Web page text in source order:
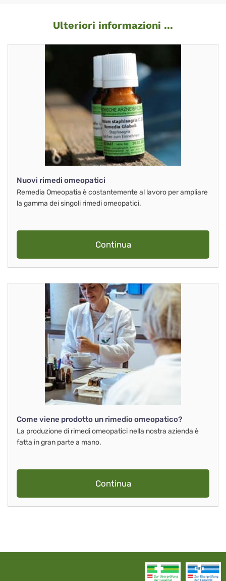
Ulteriori informazioni ...
Nuovi rimedi omeopatici
Remedia Omeopatia è costantemente al lavoro per ampliare
la gamma dei singoli rimedi omeopatici.
Continua
Come viene prodotto un rimedio omeopatico?
La produzione di rimedi omeopatici nella nostra azienda è
fatta in gran parte a mano.
Continua